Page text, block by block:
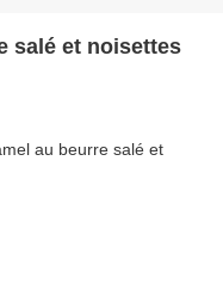
salé et noisettes